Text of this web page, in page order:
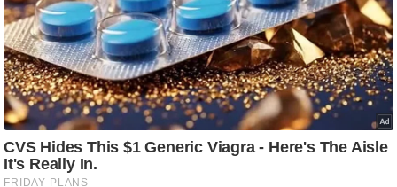
स्थ
ल
फि
ट
ने
स
मं
त्रा